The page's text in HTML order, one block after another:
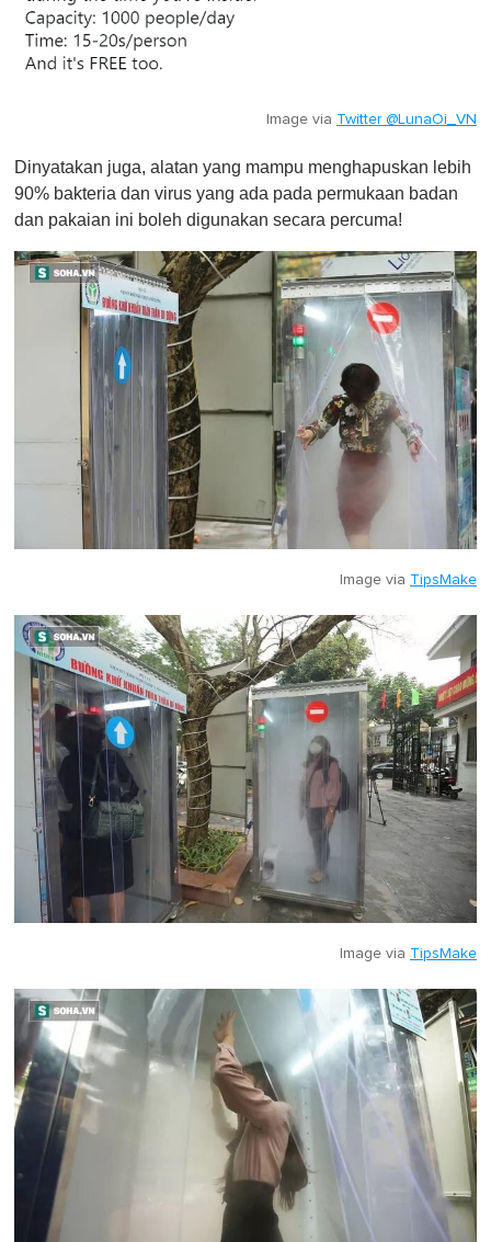
Image via Twitter @LunaOi_VN
Dinyatakan juga, alatan yang mampu menghapuskan lebih
90% bakteria dan virus yang ada pada permukaan badan
dan pakaian ini boleh digunakan secara percuma!
Image via TipsMake
Image via TipsMake